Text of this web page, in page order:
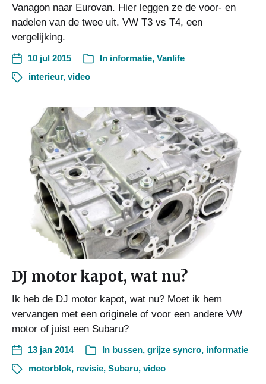
Vanagon naar Eurovan. Hier leggen ze de voor- en
nadelen van de twee uit. VW T3 vs T4, een
vergelijking.
10 jul 2015 In informatie, Vanlife
interieur, video
DJ motor kapot, wat nu?
Ik heb de DJ motor kapot, wat nu? Moet ik hem
vervangen met een originele of voor een andere VW
motor of juist een Subaru?
13 jan 2014 In bussen, grijze syncro, informatie
motorblok, revisie, Subaru, video